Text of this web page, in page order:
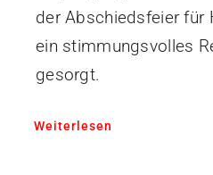
der Abschiedsfeier für
ein stimmungsvolles
gesorgt.
Weiterlesen